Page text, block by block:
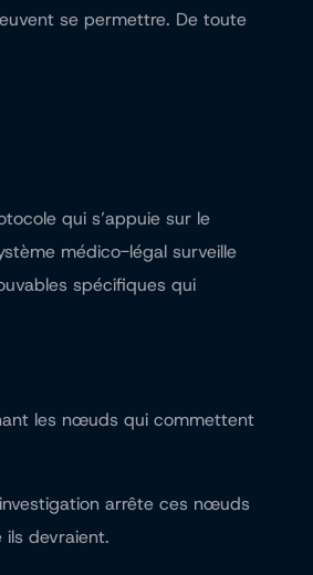
se permettre. De toute
qui s’appuie sur le
médico-légal surveille
spécifiques qui
les nœuds qui commettent
arrête ces nœuds
ils devraient.